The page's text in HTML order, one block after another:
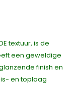
textuur, is de
een geweldige
finish en
en toplaag